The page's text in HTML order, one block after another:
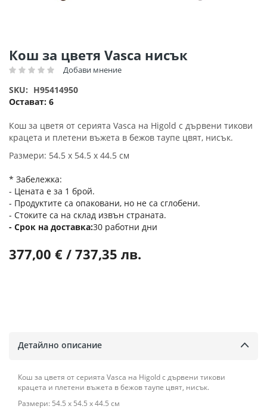
Кош за цветя Vasca нисък
Рейтинг: Добави мнение
Остават: 6
SKU H95414950
Кош за цветя от серията Vasca на Higold с дървени тикови
крацета и плетени въжета в бежов таупе цвят, нисък.
Размери: 54.5 х 54.5 х 44.5 см
* Забележка:
- Цената е за 1 брой.
- Продуктите са опаковани, но не са сглобени.
- Стоките са на склад извън страната.
Срок на доставка 30 работни дни
377,00 € / 737,35 лв.
Преминете
към
началото
на
галерия
снимки
Детайлно описание
Кош за цветя от серията Vasca на Higold с дървени тикови
крацета и плетени въжета в бежов таупе цвят, нисък.
Размери: 54.5 х 54.5 х 44.5 см